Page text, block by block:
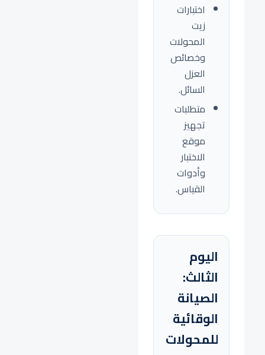
اختبارات
زيت
المحولات
وخصائص
العزل
السائل.
متطلبات
تجهيز
موقع
الاختبار
وأدوات
القياس.
اليوم
الثالث:
الصيانة
الوقائية
للمحولات